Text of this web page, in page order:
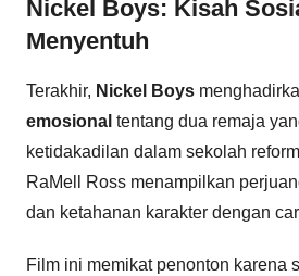
Nickel Boys: Kisah
Menyentuh
Terakhir, Nickel Boys
emosional tentang dua remaja
ketidakadilan dalam sekolah
RaMell Ross menampilkan
dan ketahanan karakter dengan
Film ini memikat penonton karena